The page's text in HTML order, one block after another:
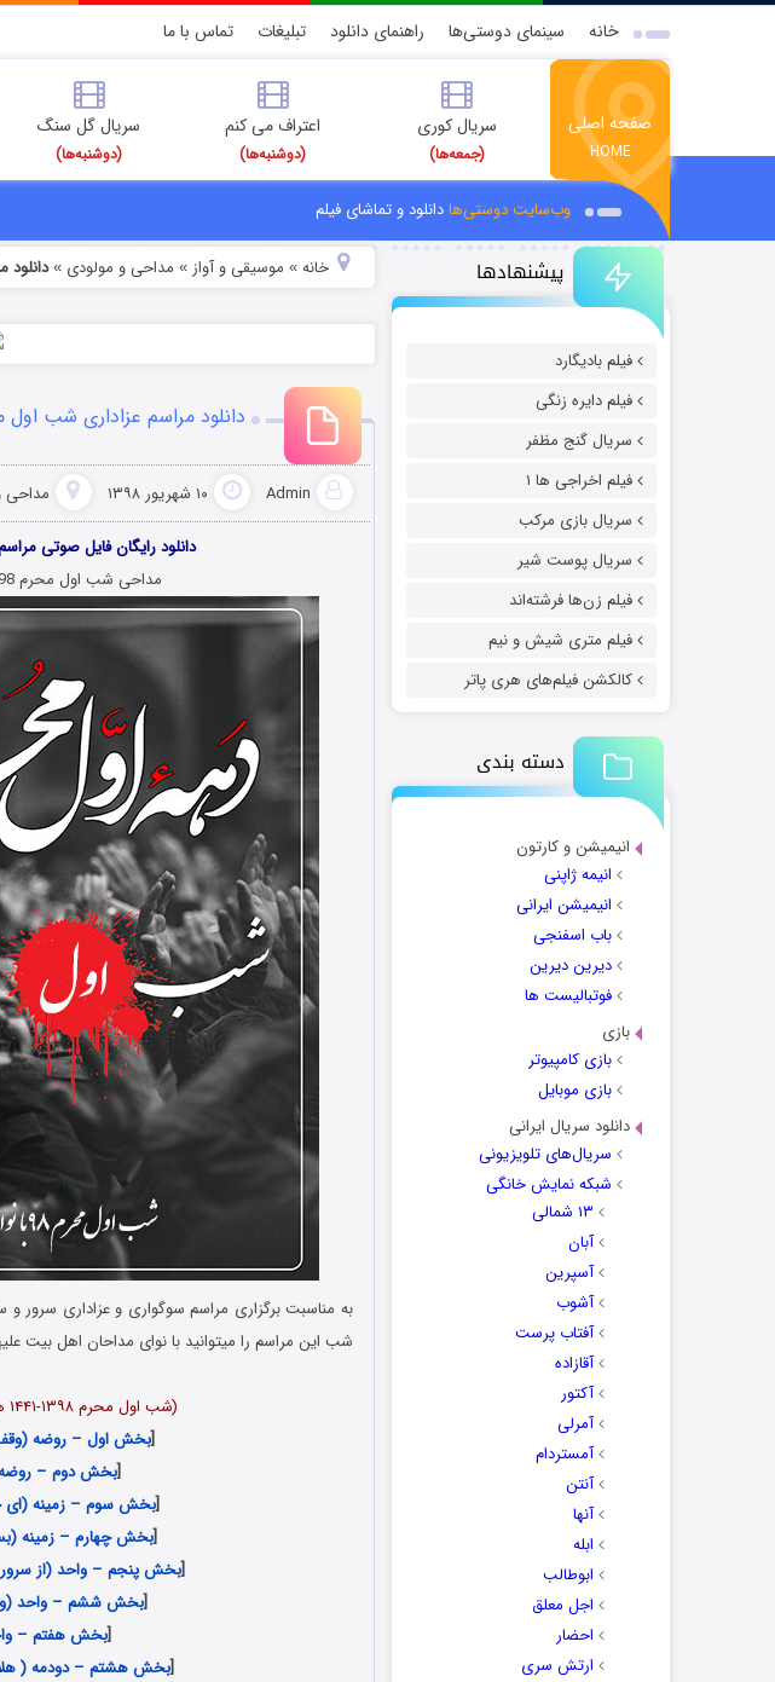
خانه سینمای دوستی‌ها راهنمای دانلود تبلیغات تماس با ما
صفحه اصلی
HOME
سریال کوری
(جمعه‌ها)
اعتراف می کنم
(دوشنبه‌ها)
سریال گل سنگ
(دوشنبه‌ها)
وب‌سایت دوستی‌هادانلود و تماشای فیلم
پیشنهادها
فیلم بادیگارد
فیلم دایره زنگی
سریال گنج مظفر
فیلم اخراجی ها ۱
سریال بازی مرکب
سریال پوست شیر
فیلم زن‌ها فرشته‌اند
فیلم متری شیش و نیم
کالکشن فیلم‌های هری پاتر
دسته بندی
انیمیشن و کارتون
انیمه ژاپنی
انیمیشن ایرانی
باب اسفنجی
دیرین دیرین
فوتبالیست ها
بازی
بازی کامپیوتر
بازی موبایل
دانلود سریال ایرانی
سریال‌های تلویزیونی
شبکه نمایش خانگی
۱۳ شمالی
آبان
آسپرین
آشوب
آفتاب پرست
آقازاده
آکتور
آمرلی
آمستردام
آنتن
آنها
ابله
ابوطالب
اجل معلق
احضار
ارتش سری
خانه» موسیقی و آواز » مداحی و مولودی »دانلود
دانلود مراسم عزاداری شب اول
Admin ۱۰ شهریور ۱۳۹۸ مداحی
دانلود رایگان فایل صوتی
مداحی شب اول محرم 98 با نوای مداحان اهل بیت (علیهم اسلام)
به مناسبت برگزاری مراسم سوگواری و عزاداری سرور و
شب این مراسم را میتوانید با نوای مداحان اهل بیت
(شب اول محرم ۱۳۹۸-۱۴۴۱ هیأت رایه العباس (ع) حاج محمود کریمی)
[بخش اول – روضه (وقف اشک
[بخش دوم – روضه (را
[بخش سوم – زمینه (ای
[بخش چهارم – زمینه (بسم رب
[بخش پنجم – واحد (از سرور هر
[بخش ششم – واحد (وقتشه
[بخش هفتم – واحد (
[بخش هشتم – دودمه ( هلال